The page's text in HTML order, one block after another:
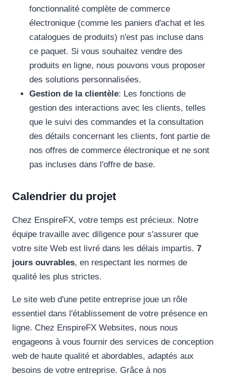
fonctionnalité complète de commerce
électronique (comme les paniers d'achat et les
catalogues de produits) n'est pas incluse dans
ce paquet. Si vous souhaitez vendre des
produits en ligne, nous pouvons vous proposer
des solutions personnalisées.
Gestion de la clientèle: Les fonctions de
gestion des interactions avec les clients, telles
que le suivi des commandes et la consultation
des détails concernant les clients, font partie de
nos offres de commerce électronique et ne sont
pas incluses dans l'offre de base.
Calendrier du projet
Chez EnspireFX, votre temps est précieux. Notre
équipe travaille avec diligence pour s'assurer que
votre site Web est livré dans les délais impartis. 7
jours ouvrables, en respectant les normes de
qualité les plus strictes.
Le site web d'une petite entreprise joue un rôle
essentiel dans l'établissement de votre présence en
ligne. Chez EnspireFX Websites, nous nous
engageons à vous fournir des services de conception
web de haute qualité et abordables, adaptés aux
besoins de votre entreprise. Grâce à nos